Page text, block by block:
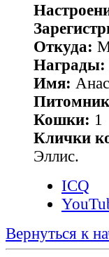
Откуда:
Награды:
Имя:
Кошки: 1
Клички
Эллис.
ICQ
Вернуться к